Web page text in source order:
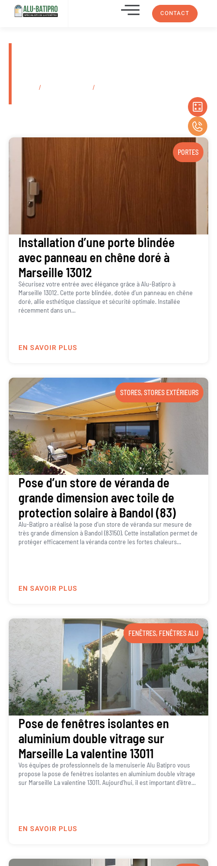
CONTACT
/ /
PORTES
Installation d’une porte blindée
avec panneau en chêne doré à
Marseille 13012
Sécurisez votre entrée avec élégance grâce à Alu-Batipro à
Marseille 13012. Cette porte blindée, dotée d’un panneau en chêne
doré, allie esthétique classique et sécurité optimale. Installée
récemment dans un...
EN SAVOIR PLUS
STORES,STORES EXTÉRIEURS
Pose d’un store de véranda de
grande dimension avec toile de
protection solaire à Bandol (83)
Alu-Batipro a réalisé la pose d’un store de véranda sur mesure de
très grande dimension à Bandol (83150). Cette installation permet de
protéger efficacement la véranda contre les fortes chaleurs...
EN SAVOIR PLUS
FENÊTRES, FENÊTRES ALU
Pose de fenêtres isolantes en
aluminium double vitrage sur
Marseille La valentine 13011
Vos équipes de professionnels de la menuiserie Alu Batipro vous
propose la pose de fenêtres isolantes en aluminium double vitrage
sur Marseille La valentine 13011. Aujourd’hui, il est important d’être...
EN SAVOIR PLUS